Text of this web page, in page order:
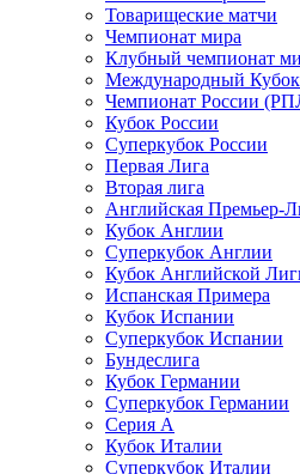
Товарищеские матчи
Чемпионат мира
Клубный чемпионат
Международный
Чемпионат России
Кубок России
Суперкубок России
Первая Лига
Вторая лига
Английская Премьер-
Кубок Англии
Суперкубок Англии
Кубок Английской
Испанская Примера
Кубок Испании
Суперкубок Испании
Бундеслига
Кубок Германии
Суперкубок Германии
Серия А
Кубок Италии
Суперкубок Италии